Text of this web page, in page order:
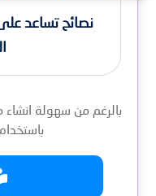
نصائح تساعد
بالرغم من سهولة